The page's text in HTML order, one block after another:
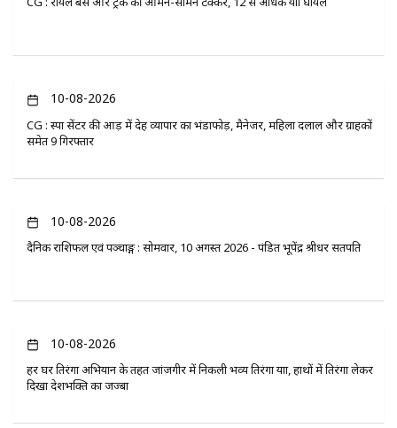
10-08-2026
CG : स्पा सेंटर की आड़ में देह व्यापार का भंडाफोड़, मैनेजर, महिला दलाल और ग्राहकों
समेत 9 गिरफ्तार
10-08-2026
दैनिक राशिफल एवं पञ्चाङ्ग : सोमवार, 10 अगस्त 2026 - पंडित भूपेंद्र श्रीधर सतपति
10-08-2026
हर घर तिरंगा अभियान के तहत जांजगीर में निकली भव्य तिरंगा यात्रा, हाथों में तिरंगा लेकर
दिखा देशभक्ति का जज्बा